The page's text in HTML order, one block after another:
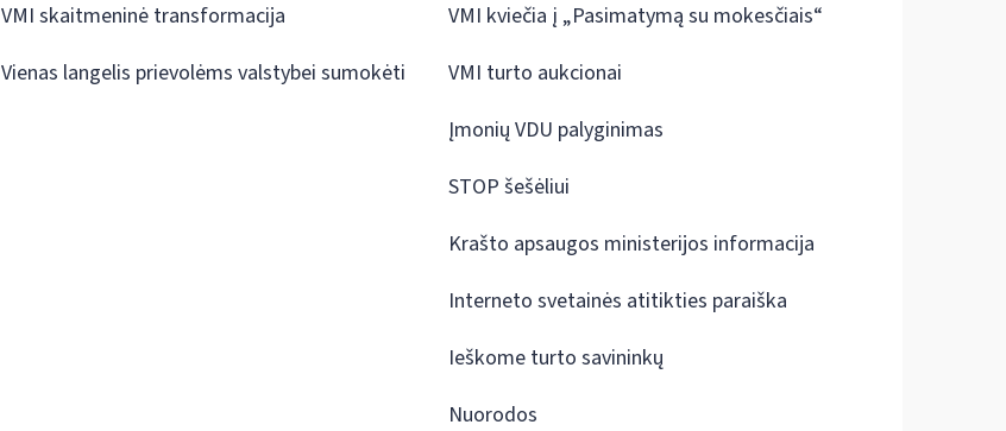
VMI skaitmeninė transformacija
Vienas langelis prievolėms valstybei sumokėti
VMI kviečia į „Pasimatymą su mokesčiais“
VMI turto aukcionai
Įmonių VDU palyginimas
STOP šešėliui
Krašto apsaugos ministerijos informacija
Interneto svetainės atitikties paraiška
Ieškome turto savininkų
Nuorodos